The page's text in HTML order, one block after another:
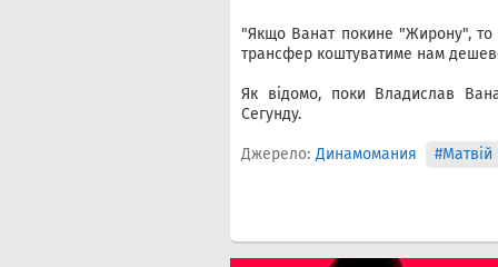
"Якщо Ванат покине "Жирону",
трансфер коштуватиме нам
Як відомо, поки Владислав
Сегунду.
Джерело: Динамомания